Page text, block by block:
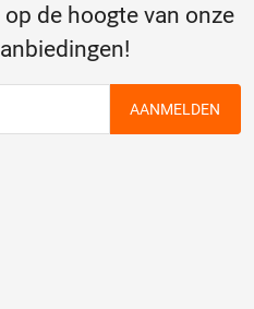
de hoogte van onze
AANMELDEN